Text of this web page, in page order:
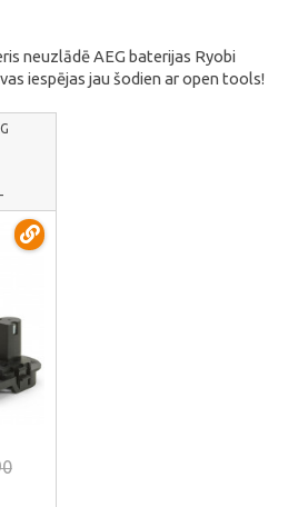
neuzlādē AEG baterijas Ryobi
iespējas jau šodien ar open tools!
ONE+
|